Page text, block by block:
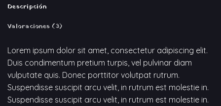
Descripción
Valoraciones (3)
Lorem ipsum dolor sit amet, consectetur adipiscing elit.
Duis condimentum pretium turpis, vel pulvinar diam
vulputate quis. Donec porttitor volutpat rutrum.
Suspendisse suscipit arcu velit, in rutrum est molestie in.
Suspendisse suscipit arcu velit, in rutrum est molestie in.